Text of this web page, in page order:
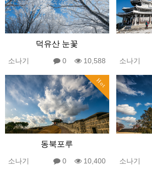
덕유산 눈꽃
소나기 0 10,588 소나기
Hot
동북포루
소나기 0 10,400 소나기